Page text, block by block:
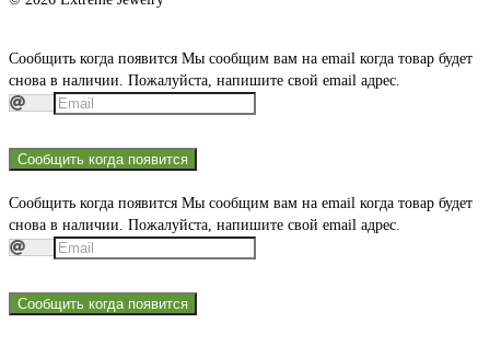
Сообщить когда появится Мы сообщим вам на email когда товар будет
снова в наличии. Пожалуйста, напишите свой email адрес.
Сообщить когда появится
Сообщить когда появится Мы сообщим вам на email когда товар будет
снова в наличии. Пожалуйста, напишите свой email адрес.
Сообщить когда появится